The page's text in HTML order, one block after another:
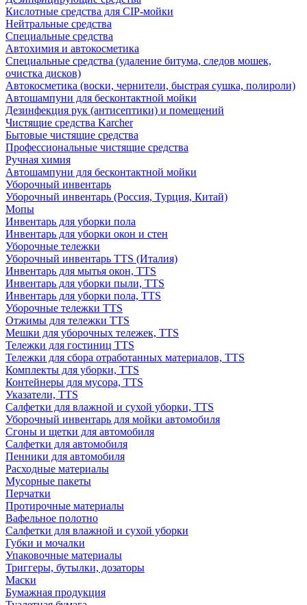
Кислотные средства для CIP-мойки
Нейтральные средства
Специальные средства
Автохимия и автокосметика
Специальные средства (удаление битума, следов мошек,
очистка дисков)
Автокосметика (воски, чернители, быстрая сушка, полироли)
Автошампуни для бесконтактной мойки
Дезинфекция рук (антисептики) и помещений
Чистящие средства Karcher
Бытовые чистящие средства
Профессиональные чистящие средства
Ручная химия
Автошампуни для бесконтактной мойки
Уборочный инвентарь
Уборочный инвентарь (Россия, Турция, Китай)
Мопы
Инвентарь для уборки пола
Инвентарь для уборки окон и стен
Уборочные тележки
Уборочный инвентарь TTS (Италия)
Инвентарь для мытья окон, TTS
Инвентарь для уборки пыли, TTS
Инвентарь для уборки пола, TTS
Уборочные тележки TTS
Отжимы для тележки TTS
Мешки для уборочных тележек, TTS
Тележки для гостиниц TTS
Тележки для сбора отработанных материалов, TTS
Комплекты для уборки, TTS
Контейнеры для мусора, TTS
Указатели, TTS
Салфетки для влажной и сухой уборки, TTS
Уборочный инвентарь для мойки автомобиля
Сгоны и щетки для автомобиля
Салфетки для автомобиля
Пенники для автомобиля
Расходные материалы
Мусорные пакеты
Перчатки
Протирочные материалы
Вафельное полотно
Салфетки для влажной и сухой уборки
Губки и мочалки
Упаковочные материалы
Триггеры, бутылки, дозаторы
Маски
Бумажная продукция